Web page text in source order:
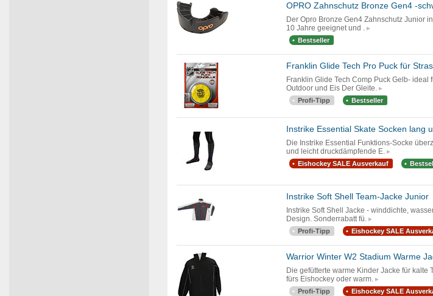
OPRO Zahnschutz Bronze Gen4 -
Der Opro Bronze Gen4 Zahnschutz Junior
10 Jahre geeignet und .
Bestseller
Franklin Glide Tech Pro Puck für
Franklin Glide Tech Comp Puck Gelb- ideal
Outdoor und Eis Der Gleite.
Profi-Tipp Bestseller
Instrike Essential Skate Socken lang
Die Instrike Essential Funktions-Socke
und leicht druckdämpfende E.
Eishockey SALE Ausverkauf
Instrike Soft Shell Team-Jacke Junior
Instrike Soft Shell Jacke - winddichte,
Design. Sonderrabatt fü.
Profi-Tipp Eishockey SALE
Warrior Winter W2 Stadium Warme
Die gefütterte warme Kinder Jacke für kalte
fürs Eishockey oder warm.
Profi-Tipp Eishockey SALE